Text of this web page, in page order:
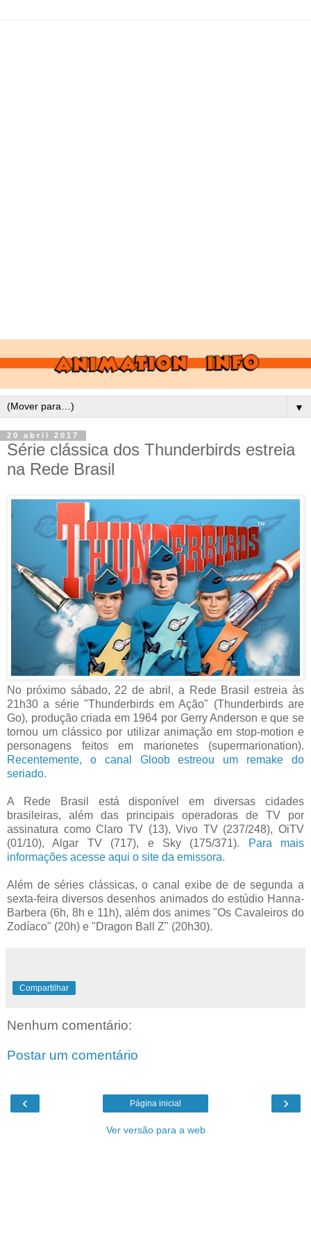
▼
20 abril 2017
Série clássica dos Thunderbirds estreia
na Rede Brasil
No próximo sábado, 22 de abril, a Rede Brasil estreia às
21h30 a série "Thunderbirds em Ação" (Thunderbirds are
Go), produção criada em 1964 por Gerry Anderson e que se
tornou um clássico por utilizar animação em stop-motion e
personagens feitos em marionetes (supermarionation).
Recentemente, o canal Gloob estreou um remake do
seriado.
A Rede Brasil está disponível em diversas cidades
brasileiras, além das principais operadoras de TV por
assinatura como Claro TV (13), Vivo TV (237/248), OiTV
(01/10), Algar TV (717), e Sky (175/371).
Para mais
informações acesse aqui o site da emissora.
Além de séries clássicas, o canal exibe de de segunda a
sexta-feira diversos desenhos animados do estúdio Hanna-
Barbera (6h, 8h e 11h), além dos animes "Os Cavaleiros do
Zodíaco" (20h) e "Dragon Ball Z" (20h30).
Compartilhar
Nenhum comentário:
Postar um comentário
‹ ›
Página inicial
Ver versão para a web